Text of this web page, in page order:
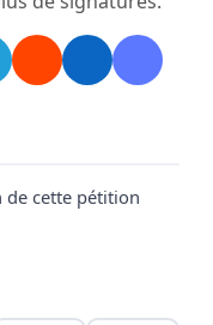
pour
Monsieur le
comptons sur
quotidien
ont exploser
a notre
cette pétition